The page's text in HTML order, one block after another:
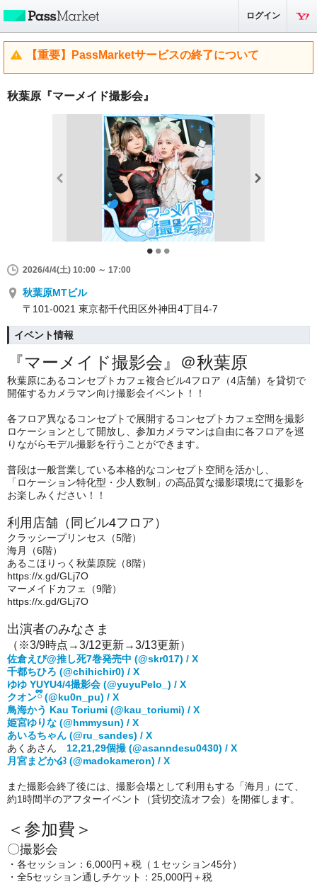
ログイン
【重要】PassMarketサービスの終了について
秋葉原『マーメイド撮影会』
2026/4/4(土) 10:00 ～ 17:00
秋葉原MTビル
〒101-0021 東京都千代田区外神田4丁目4-7
イベント情報
『マーメイド撮影会』＠秋葉原
秋葉原にあるコンセプトカフェ複合ビル4フロア（4店舗）を貸切で
開催するカメラマン向け撮影会イベント！！
各フロア異なるコンセプトで展開するコンセプトカフェ空間を撮影
ロケーションとして開放し、参加カメラマンは自由に各フロアを巡
りながらモデル撮影を行うことができます。
普段は一般営業している本格的なコンセプト空間を活かし、
「ロケーション特化型・少人数制」の高品質な撮影環境にて撮影を
お楽しみください！！
利用店舗（同ビル4フロア）
クラッシープリンセス（5階）
海月（6階）
あるこほりっく秋葉原院（8階）
https://x.gd/GLj7O
マーメイドカフェ（9階）
https://x.gd/GLj7O
出演者のみなさま
（※3/9時点→3/12更新→3/13更新）
佐倉えび@推し死7巻発売中 (@skr017) / X
千都ちひろ (@chihichir0) / X
ゆゆ YUYU4/4撮影会 (@yuyuPelo_) / X
クオンྀི (@ku0n_pu) / X
鳥海かう Kau Toriumi (@kau_toriumi) / X
姫宮ゆりな (@hmmysun) / X
あいるちゃん (@ru_sandes) / X
あくあさん 12,21,29個撮 (@asanndesu0430) / X
月宮まどか໒꒱ (@madokameron) / X
また撮影会終了後には、撮影会場として利用もする「海月」にて、
約1時間半のアフターイベント（貸切交流オフ会）を開催します。
＜参加費＞
〇撮影会
・各セッション：6,000円＋税（１セッション45分）
・全5セッション通しチケット：25,000円＋税